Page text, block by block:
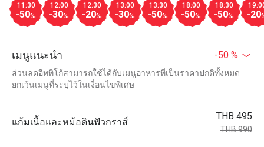
11:30
-50%
12:00
-30%
12:30
-20%
13:00
-30%
13:30
-50%
18:00
-50%
18:30
-50% -20
เมนูแนะนำ -50 %
ส่วนลดอีททิโก้สามารถใช้ได้กับเมนูอาหารที่เป็นราคาปกติทั้งหมด
ยกเว้นเมนูที่ระบุไว้ในเงื่อนไขพิเศษ
แก้มเนื้อและหม้อดินฟัวกราส์
THB 495
THB 990